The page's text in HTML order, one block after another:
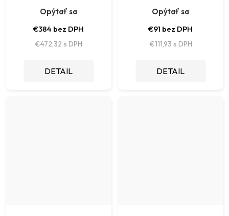
Opýtať sa
€384 bez DPH
€472,32
DETAIL
Opýtať sa
€91 bez DPH
€111,93
DETAIL